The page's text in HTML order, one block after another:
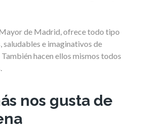
de Madrid, ofrece todo tipo
e imaginativos de
hacen ellos mismos todos
nos gusta de